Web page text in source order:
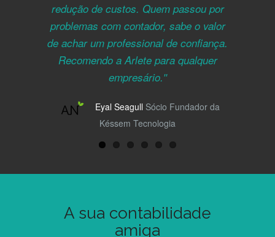
redução de custos. Quem passou por
problemas com contador, sabe o valor
de achar um professional de confiança.
Recomendo a Arlete para qualquer
empresário.
Eyal Seagull Sócio Fundador da
Késsem Tecnologia
um assunto que não fosse esmiuçado e
exaustivamente estudado para que
nossas empresas fossem atendidas
com profissionalismo. Já no campo
pessoal não posso deixar de mencionar
pessoas do bem e especialmente a
Arlete, um ser humano fantástico.
Super indico para todos que prezam por
Silvia VidovixSunrise Consultoria
José Clemente Méo Jr.